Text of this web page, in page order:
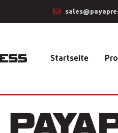
Startseite